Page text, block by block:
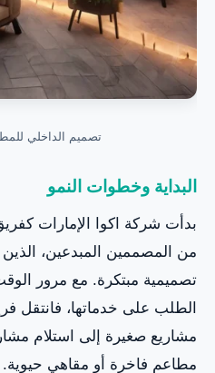
تصميم الداخلي
البداية وخطوات النمو
بدأت شركة اكوا الإمارات
من المصممين المبدعين،
تصميمية مبتكرة. مع مرور
الطلب على خدماتها، فانتقل
مشاريع صغيرة إلى استلام
مطاعم فاخرة أو مقاهي